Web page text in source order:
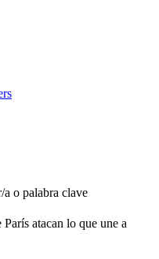
o palabra clave
París atacan lo que une a